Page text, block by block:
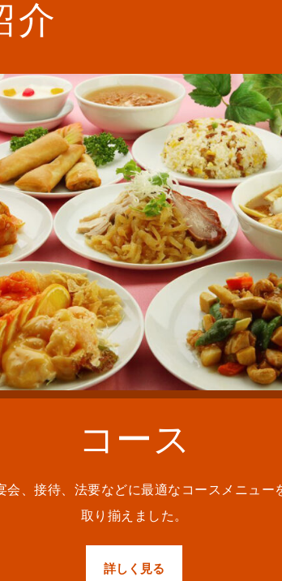
介
コース
会、接待、法要などに最適なコースメニュー
取り揃えました。
詳しく見る